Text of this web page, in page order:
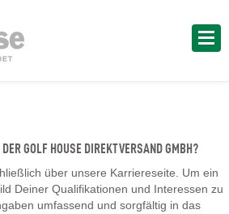
GOLF HOUSE DIREKTVERSAND GMBH?
über unsere Karriereseite. Um ein
Deiner Qualifikationen und Interessen zu
umfassend und sorgfältig in das